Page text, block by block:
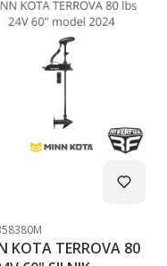
KOTA TERROVA 80